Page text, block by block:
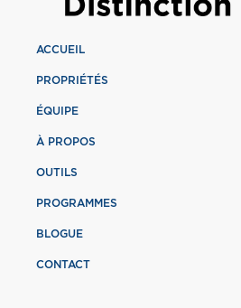
ACCUEIL
PROPRIÉTÉS
ÉQUIPE
À PROPOS
OUTILS
PROGRAMMES
BLOGUE
CONTACT